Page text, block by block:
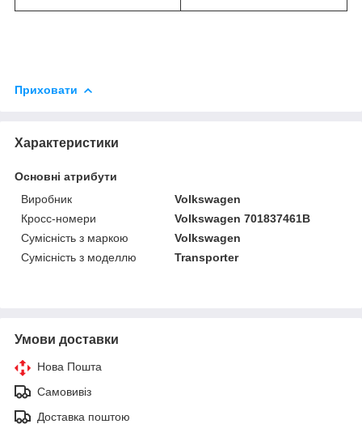
Приховати
Характеристики
Основні атрибути
Виробник
Volkswagen
Кросс-номери
Volkswagen 701837461B
Сумісність з маркою
Volkswagen
Сумісність з моделлю
Transporter
Умови доставки
Нова Пошта
Самовивіз
Доставка поштою